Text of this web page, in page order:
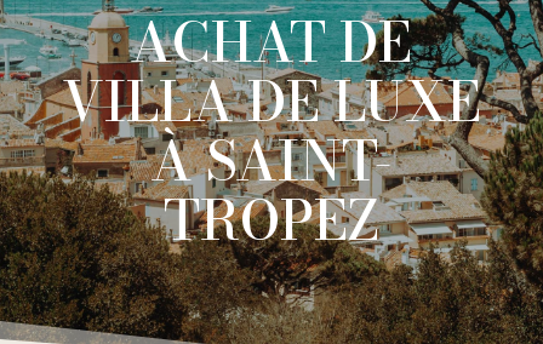
ACHAT DE
VILLA DE LUXE
À SAINT-
TROPEZ